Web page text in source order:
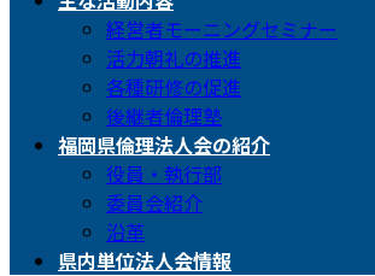
経営者モーニングセミナー
活力朝礼の推進
各種研修の促進
後継者倫理塾
福岡県倫理法人会の紹介
役員・執行部
委員会紹介
沿革
県内単位法人会情報